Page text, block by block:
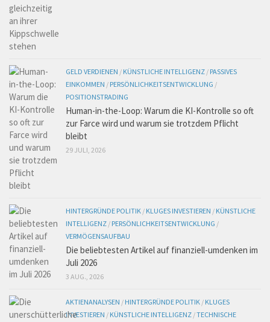
GELD VERDIENEN / KÜNSTLICHE INTELLIGENZ / PASSIVES
EINKOMMEN / PERSÖNLICHKEITSENTWICKLUNG /
POSITIONSTRADING
Human-in-the-Loop: Warum die KI-Kontrolle so oft
zur Farce wird und warum sie trotzdem Pflicht
bleibt
29 JULI, 2026
HINTERGRÜNDE POLITIK / KLUGES INVESTIEREN / KÜNSTLICHE
INTELLIGENZ / PERSÖNLICHKEITSENTWICKLUNG /
VERMÖGENSAUFBAU
Die beliebtesten Artikel auf finanziell-umdenken im
Juli 2026
3 AUG., 2026
AKTIENANALYSEN / HINTERGRÜNDE POLITIK / KLUGES
INVESTIEREN / KÜNSTLICHE INTELLIGENZ /TECHNISCHE